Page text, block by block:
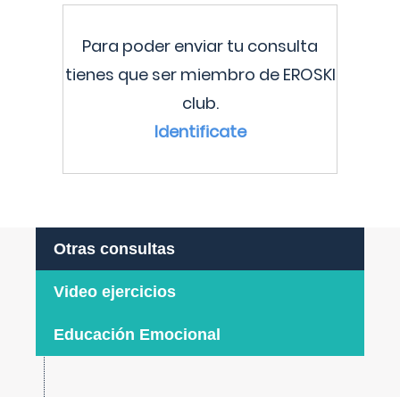
Para poder enviar tu consulta
tienes que ser miembro de EROSKI
club.
Identificate
Otras consultas
Video ejercicios
Educación Emocional